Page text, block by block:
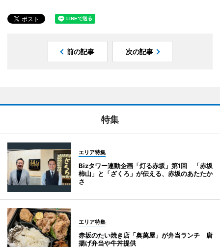
前の記事 次の記事
特集
エリア特集
Bizタワー連動企画「灯る赤坂」第1回 「赤坂
柿山」と「ざくろ」が伝える、赤坂のあたたか
さ
エリア特集
赤坂のたい焼き店「奥萬屋」が弁当ランチ 唐
揚げ弁当や牛丼提供